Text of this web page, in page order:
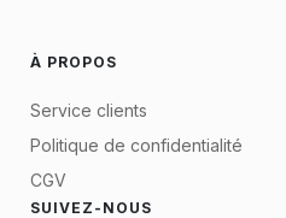
aux pochettes
Elle comprend une
petites choses, ainsi
sur sa face avant.
À PROPOS
Service clients
Politique de confidentialité
CGV
SUIVEZ-NOUS